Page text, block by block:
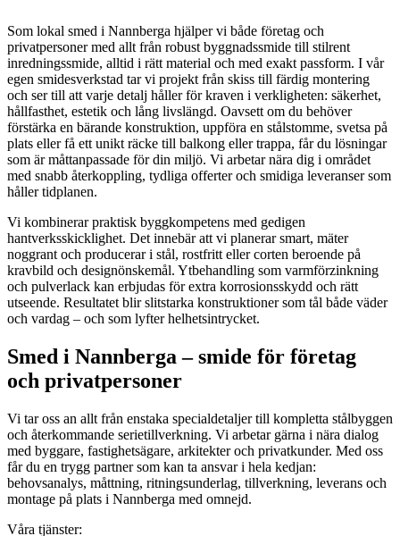
Som lokal smed i Nannberga hjälper vi både företag och
privatpersoner med allt från robust byggnadssmide till stilrent
inredningssmide, alltid i rätt material och med exakt passform. I vår
egen smidesverkstad tar vi projekt från skiss till färdig montering
och ser till att varje detalj håller för kraven i verkligheten: säkerhet,
hållfasthet, estetik och lång livslängd. Oavsett om du behöver
förstärka en bärande konstruktion, uppföra en stålstomme, svetsa på
plats eller få ett unikt räcke till balkong eller trappa, får du lösningar
som är måttanpassade för din miljö. Vi arbetar nära dig i området
med snabb återkoppling, tydliga offerter och smidiga leveranser som
håller tidplanen.
Vi kombinerar praktisk byggkompetens med gedigen
hantverksskicklighet. Det innebär att vi planerar smart, mäter
noggrant och producerar i stål, rostfritt eller corten beroende på
kravbild och designönskemål. Ytbehandling som varmförzinkning
och pulverlack kan erbjudas för extra korrosionsskydd och rätt
utseende. Resultatet blir slitstarka konstruktioner som tål både väder
och vardag – och som lyfter helhetsintrycket.
Smed i Nannberga – smide för företag
och privatpersoner
Vi tar oss an allt från enstaka specialdetaljer till kompletta stålbyggen
och återkommande serietillverkning. Vi arbetar gärna i nära dialog
med byggare, fastighetsägare, arkitekter och privatkunder. Med oss
får du en trygg partner som kan ta ansvar i hela kedjan:
behovsanalys, måttning, ritningsunderlag, tillverkning, leverans och
montage på plats i Nannberga med omnejd.
Våra tjänster: